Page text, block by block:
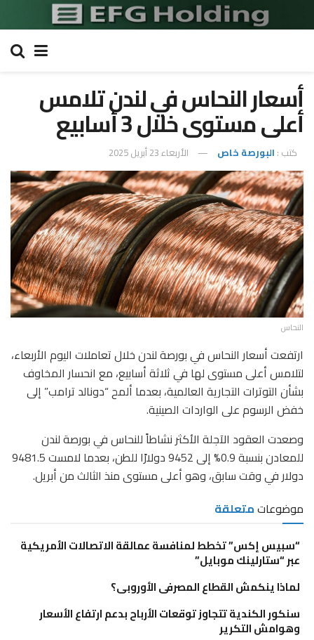
أسعار النحاس في لندن تلامس
أعلى مستوى خلال 3 أسابيع
كتب : البورصة خاص الأربعاء 23 أبريل 2025
النحاس
ارتفعت أسعار النحاس في بورصة لندن خلال تعاملات اليوم الأربعاء،
لتلامس أعلى مستوى لها في ثلاثة أسابيع، مع انحسار المخاوف
بشأن التوترات التجارية العالمية، بعدما ألمح “دونالد ترامب” إلى
خفض الرسوم على الواردات الصينية.
وصعدت العقود الآجلة الأكثر نشاطاً للنحاس في بورصة لندن
للمعادن بنسبة 0.9% إلى 9452 دولارًا للطن، بعدما لامست 9481.5
دولار في وقت سابق، وهو أعلى مستوى منذ الثالث من أبريل.
موضوعاتمتعلقة
“سبيس إكس” تخطط لمنافسة عمالقة الاتصالات الأمريكية
عبر “ستارلينك موبايل”
لماذا ينكمش القطاع المصرفى الأوروبى؟
سنكور الكندية تتجاوز توقعات الأرباح بدعم ارتفاع الأسعار
وهوامش التكرير